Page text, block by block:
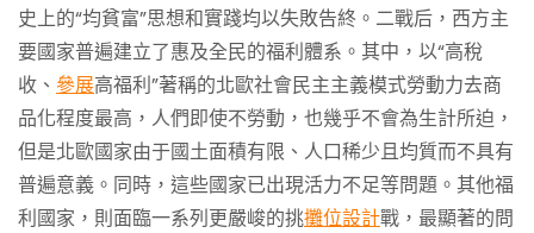
史上的“均貧富”思想和實踐均以失敗告終。二戰后，西方主
要國家普遍建立了惠及全民的福利體系。其中，以“高稅
收、 參展高福利”著稱的北歐社會民主主義模式勞動力去商
品化程度最高，人們即使不勞動，也幾乎不會為生計所迫，
但是北歐國家由于國土面積有限、人口稀少且均質而不具有
普遍意義。同時，這些國家已出現活力不足等問題。其他福
利國家，則面臨一系列更嚴峻的挑攤位設計戰，最顯著的問